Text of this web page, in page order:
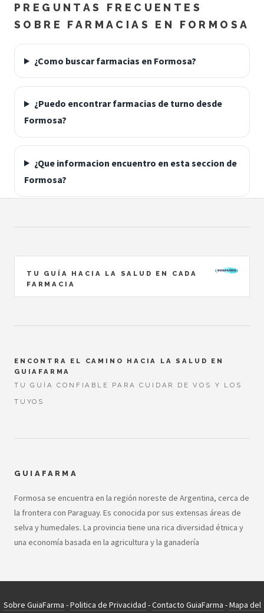
PREGUNTAS FRECUENTES
SOBRE FARMACIAS EN FORMOSA
¿Como buscar farmacias en Formosa?
¿Puedo encontrar farmacias de turno desde
Formosa?
¿Que informacion encuentro en esta seccion de
Formosa?
TU GUÍA HACIA LA SALUD EN CADA
FARMACIA
ENCONTRA EL CAMINO HACIA LA SALUD EN
GUIAFARMA
TU GUÍA CONFIABLE PARA CUIDAR DE VOS Y LOS
TUYOS
GUIAFARMA
Formosa se encuentra en la región noreste de Argentina, cerca de
la frontera con Paraguay. Es conocida por sus extensas áreas de
selva y humedales. La provincia tiene una rica diversidad étnica y
una economía basada en la agricultura y la ganadería
Sobre GuiaFarma -Politica de Privacidad -Contacto GuiaFarma -Mapa del